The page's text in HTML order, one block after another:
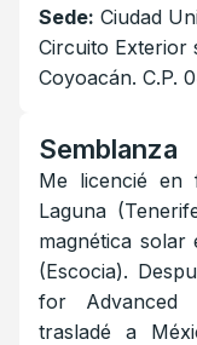
Sede: Ciudad
Circuito Exterior
Coyoacán. C.P.
Semblanza
Me licencié en
Laguna
magnética solar
(Escocia).
for Advanced
trasladé a